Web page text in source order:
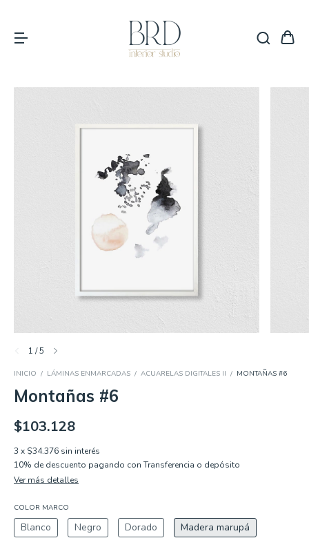
1 /5
INICIO / LÁMINAS ENMARCADAS / ACUARELAS DIGITALES II / MONTAÑAS #6
Montañas #6
$103.128
3 x $34.376 sin interés
10% de descuento pagando con Transferencia o depósito
Ver más detalles
COLOR MARCO
Blanco Negro Dorado Madera marupá